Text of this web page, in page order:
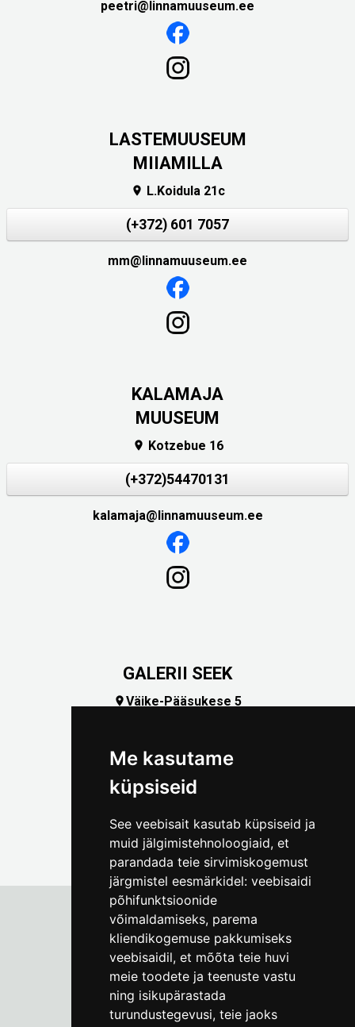
Me kasutame
küpsiseid
See veebisait kasutab küpsiseid ja
muid jälgimistehnoloogiaid, et
parandada teie sirvimiskogemust
järgmistel eesmärkidel: veebisaidi
põhifunktsioonide
võimaldamiseks, parema
kliendikogemuse pakkumiseks
veebisaidil, et mõõta teie huvi
meie toodete ja teenuste vastu
ning isikupärastada
turundustegevusi, teie jaoks
peetri@linnamuuseum.ee
LASTEMUUSEUM
MIIAMILLA
 L.Koidula 21c
(+372) 601 7057
mm@linnamuuseum.ee
KALAMAJA
MUUSEUM
 Kotzebue 16
(+372)54470131
kalamaja@linnamuuseum.ee
GALERII SEEK
Väike-Pääsukese 5
Tallinna Linnamuuseum
Vene 17
E-R kell 9-17(+372) 610 4178